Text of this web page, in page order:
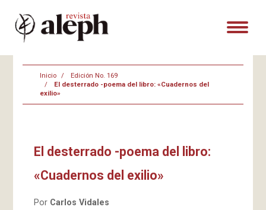
Inicio
Edición No. 169
El desterrado -poema del libro: «Cuadernos del
exilio»
El desterrado -poema del libro:
«Cuadernos del exilio»
Por Carlos Vidales